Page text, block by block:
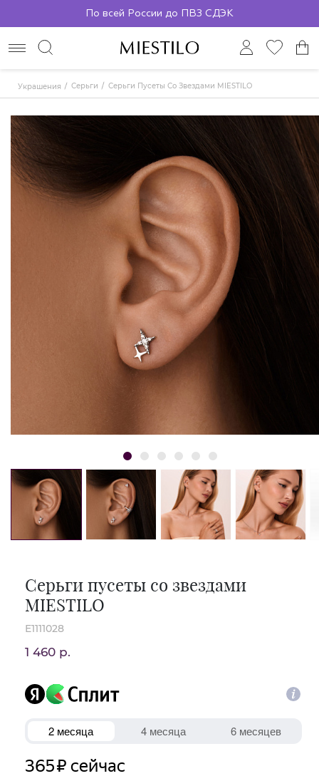
По всей России до ПВЗ СДЭК
Украшения Серьги Серьги Пусеты Со Звездами MIESTILO
Серьги пусеты со звездами
MIESTILO
E1111028
1 460 р.